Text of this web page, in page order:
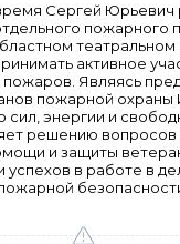
Сергей Юрьевич
пожарного
театральном
активное
пожаров. Являясь
пожарной охраны
сил, энергии и
решению вопросов
и защиты
успехов в работе в